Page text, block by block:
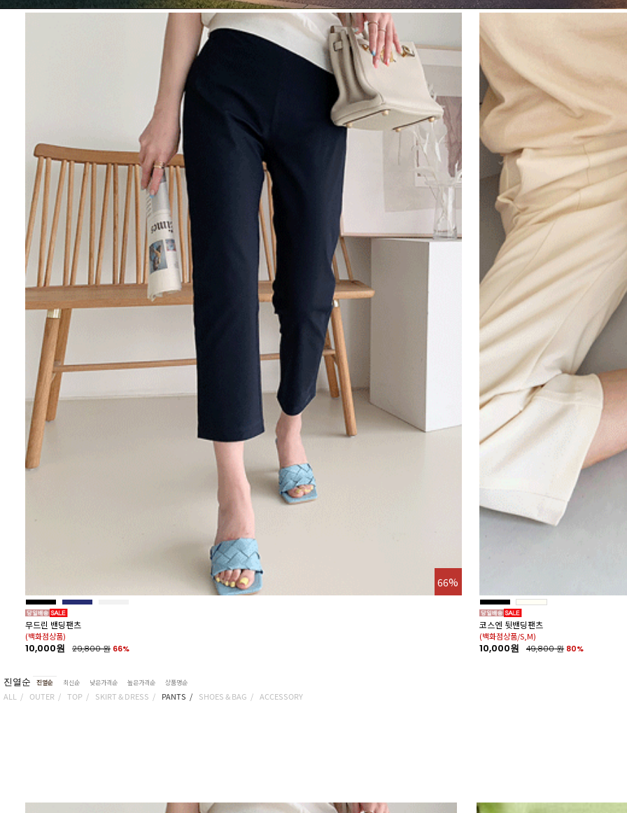
66%
무드린 밴딩팬츠
(백화점상품)
10,000원 29,800원 66%
코스엔 뒷밴딩팬츠
(백화점상품/S,M)
10,000원 49,800원 80%
진열순 진열순 최신순 낮은가격순 높은가격순 상품명순
ALL OUTER TOP SKIRT & DRESS PANTS SHOES & BAG ACCESSORY